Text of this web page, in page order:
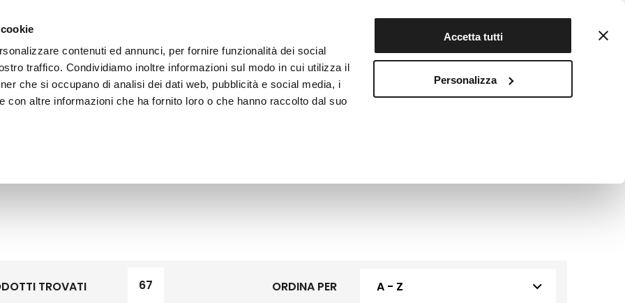
contenuti ed annunci, per fornire funzionalità dei social
traffico. Condividiamo inoltre informazioni sul modo in cui utilizza il
che si occupano di analisi dei dati web, pubblicità e social media, i
con altre informazioni che ha fornito loro o che hanno raccolto dal suo
Accetta tutti
Personalizza
Registrati
LE BOTTEGHE INFOTEKA CIBO AUTENTICO
TROVATI 67 ORDINA PER A - Z